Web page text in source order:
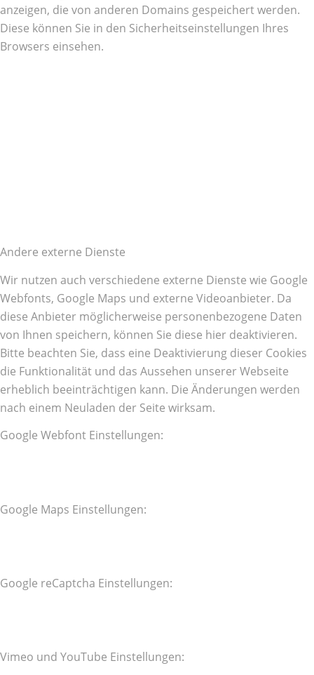
anzeigen, die von anderen Domains gespeichert werden.
Diese können Sie in den Sicherheitseinstellungen Ihres
Browsers einsehen.
Andere externe Dienste
Wir nutzen auch verschiedene externe Dienste wie Google
Webfonts, Google Maps und externe Videoanbieter. Da
diese Anbieter möglicherweise personenbezogene Daten
von Ihnen speichern, können Sie diese hier deaktivieren.
Bitte beachten Sie, dass eine Deaktivierung dieser Cookies
die Funktionalität und das Aussehen unserer Webseite
erheblich beeinträchtigen kann. Die Änderungen werden
nach einem Neuladen der Seite wirksam.
Google Webfont Einstellungen:
Google Maps Einstellungen:
Google reCaptcha Einstellungen:
Vimeo und YouTube Einstellungen: